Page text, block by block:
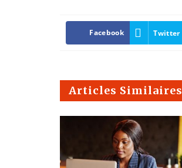
Facebook Twitter
Articles Similaires